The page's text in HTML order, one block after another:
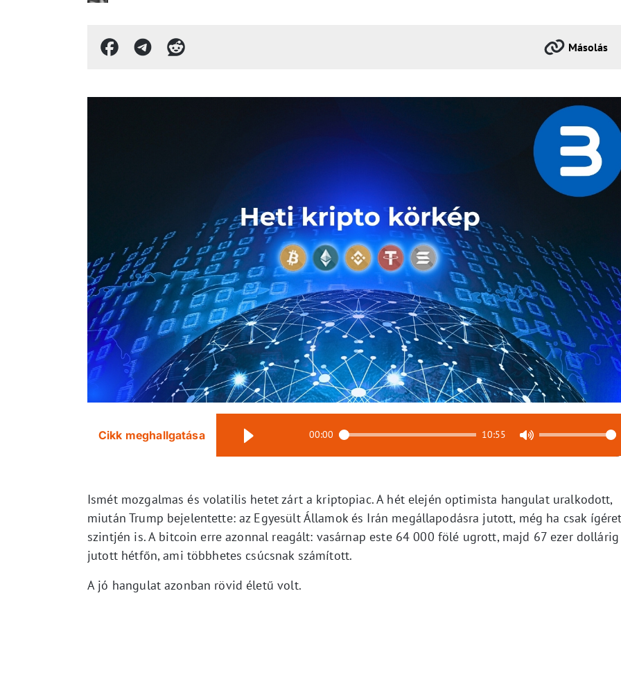
Másolás
Cikk meghallgatása 00:00 10:55
Ismét mozgalmas és volatilis hetet zárt a kriptopiac. A hét elején optimista hangulat uralkodott,
miután Trump bejelentette: az Egyesült Államok és Irán megállapodásra jutott, még ha csak
szintjén is. A bitcoin erre azonnal reagált: vasárnap este 64 000 fölé ugrott, majd 67 ezer dollárig
jutott hétfőn, ami többhetes csúcsnak számított.
A jó hangulat azonban rövid életű volt.